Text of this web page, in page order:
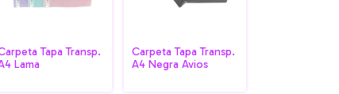
Tapa Transp.
Lama
Carpeta Tapa Transp.
A4 Negra Avios